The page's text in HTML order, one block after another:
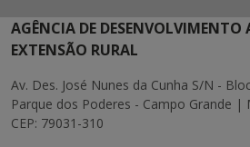
AGÊNCIA DE DESENVOLVIMENTO
EXTENSÃO RURAL
Av. Des. José Nunes da Cunha S/N -
Parque dos Poderes - Campo Grande |
CEP: 79031-310